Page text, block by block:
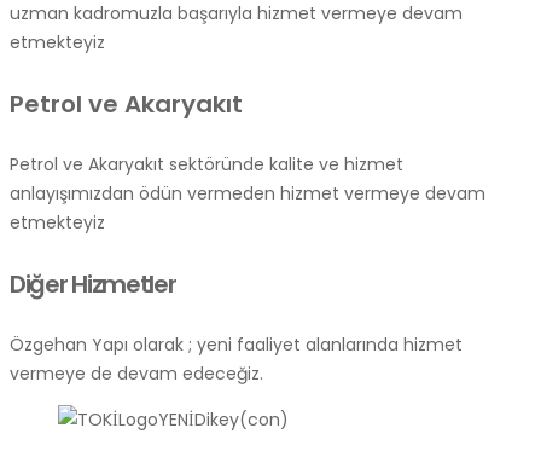
uzman kadromuzla başarıyla hizmet vermeye devam
etmekteyiz
Petrol ve Akaryakıt
Petrol ve Akaryakıt sektöründe kalite ve hizmet
anlayışımızdan ödün vermeden hizmet vermeye devam
etmekteyiz
Diğer Hizmetler
Özgehan Yapı olarak ; yeni faaliyet alanlarında hizmet
vermeye de devam edeceğiz.